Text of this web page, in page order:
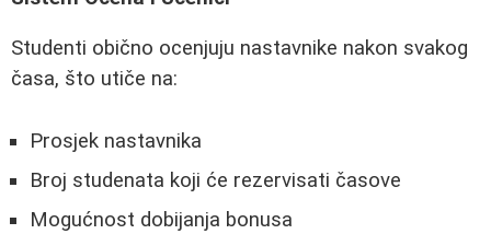
Studenti obično ocenjuju nastavnike nakon svakog
časa, što utiče na:
Prosjek nastavnika
Broj studenata koji će rezervisati časove
Mogućnost dobijanja bonusa